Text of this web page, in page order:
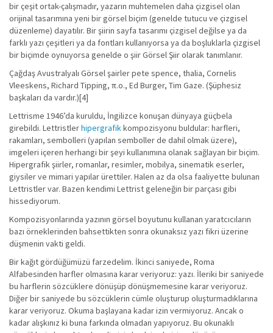
bir çeşit ortak-çalışmadır, yazarın muhtemelen daha çizgisel olan
orijinal tasarımına yeni bir görsel biçim (genelde tutucu ve çizgisel
düzenleme) dayatılır. Bir şiirin sayfa tasarımı çizgisel değilse ya da
farklı yazı çeşitleri ya da fontları kullanıyorsa ya da boşluklarla çizgisel
bir biçimde oynuyorsa genelde o şiir Görsel Şiir olarak tanımlanır.
Çağdaş Avustralyalı Görsel şairler pete spence, thalia, Cornelis
Vleeskens, Richard Tipping, π.ο., Ed Burger, Tim Gaze. (Şüphesiz
başkaları da vardır.)[4]
Lettrisme 1946’da kuruldu, İngilizce konuşan dünyaya güçbela
girebildi. Lettristlerhipergrafikkompozisyonu buldular: harfleri,
rakamları, sembolleri (yapılan semboller de dahil olmak üzere),
imgeleri içeren herhangi bir şeyi kullanımına olanak sağlayan bir biçim.
Hipergrafik şiirler, romanlar, resimler, mobilya, sinematik eserler,
giysiler ve mimari yapılar ürettiler. Halen az da olsa faaliyette bulunan
Lettristler var. Bazen kendimi Lettrist geleneğin bir parçası gibi
hissediyorum.
Kompozisyonlarında yazının görsel boyutunu kullanan yaratcıcıların
bazı örneklerinden bahsettikten sonra okunaksız yazı fikri üzerine
düşmenin vakti geldi.
Bir kağıt gördüğümüzü farzedelim. İkinci saniyede, Roma
Alfabesinden harfler olmasına karar veriyoruz: yazı. İleriki bir saniyede
bu harflerin sözcüklere dönüşüp dönüşmemesine karar veriyoruz.
Diğer bir saniyede bu sözcüklerin cümle oluşturup oluşturmadıklarına
karar veriyoruz. Okuma başlayana kadar izin vermiyoruz. Ancak o
kadar alışkınız ki buna farkında olmadan yapıyoruz. Bu okunaklı